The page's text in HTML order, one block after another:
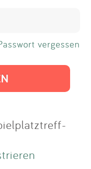
vergessen